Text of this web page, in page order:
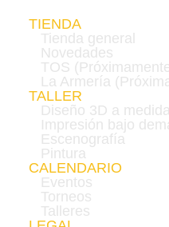
TIENDA
Tienda general
Novedades
TOS
La Armería
TALLER
Diseño 3D a
Impresión bajo
Escenografía
Pintura
CALENDARIO
Eventos
Torneos
Talleres